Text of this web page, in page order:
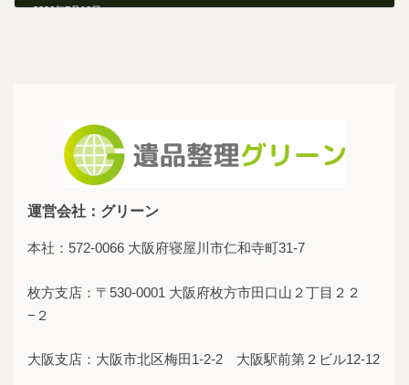
2026年7月10日
運営会社：グリーン
本社：572-0066 大阪府寝屋川市仁和寺町31-7
枚方支店：〒530-0001 大阪府枚方市田口山２丁目２２
−２
大阪支店：大阪市北区梅田1-2-2 大阪駅前第２ビル12-12